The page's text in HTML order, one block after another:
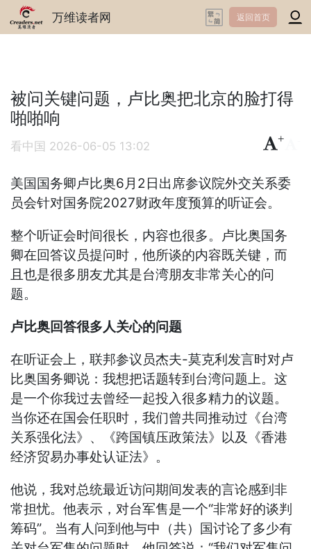
万维读者网 返回首页
被问关键问题，卢比奥把北京的脸打得
啪啪响
看中国 2026-06-05 13:02
+
美国国务卿卢比奥6月2日出席参议院外交关系委
员会针对国务院2027财政年度预算的听证会。
整个听证会时间很长，内容也很多。卢比奥国务
卿在回答议员提问时，他所谈的内容既关键，而
且也是很多朋友尤其是台湾朋友非常关心的问
题。
卢比奥回答很多人关心的问题
在听证会上，联邦参议员杰夫-莫克利发言时对卢
比奥国务卿说：我想把话题转到台湾问题上。这
是一个你我过去曾经一起投入很多精力的议题。
当你还在国会任职时，我们曾共同推动过《台湾
关系强化法》、《跨国镇压政策法》以及《香港
经济贸易办事处认证法》。
他说，我对总统最近访问期间发表的言论感到非
常担忧。他表示，对台军售是一个“非常好的谈判
筹码”。当有人问到他与中（共）国讨论了多少有